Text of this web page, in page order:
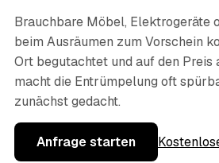
Brauchbare Möbel, Elektrogeräte
beim Ausräumen zum Vorschein
Ort begutachtet und auf den
macht die Entrümpelung oft
zunächst gedacht.
Anfrage starten